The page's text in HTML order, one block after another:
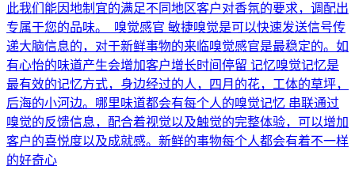
此我们能因地制宜的满足不同地区客户对香氛的要求，调配出
专属于您的品味。 嗅觉感官 敏捷嗅觉是可以快速发送信号传
递大脑信息的，对于新鲜事物的来临嗅觉感官是最稳定的。如
有心怡的味道产生会增加客户增长时间停留 记忆嗅觉记忆是
最有效的记忆方式，身边经过的人，四月的花，工体的草坪，
后海的小河边。哪里味道都会有每个人的嗅觉记忆 串联通过
嗅觉的反馈信息，配合着视觉以及触觉的完整体验，可以增加
客户的喜悦度以及成就感。新鲜的事物每个人都会有着不一样
的好奇心